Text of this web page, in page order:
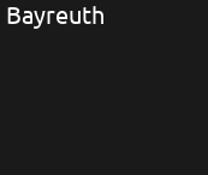
Bayreuth